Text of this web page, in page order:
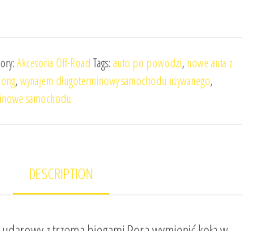
Akcesoria Off-Road Tags: auto po powodzi, nowe auta z
, wynajem długoterminowy samochodu używanego,
samochodu
DESCRIPTION